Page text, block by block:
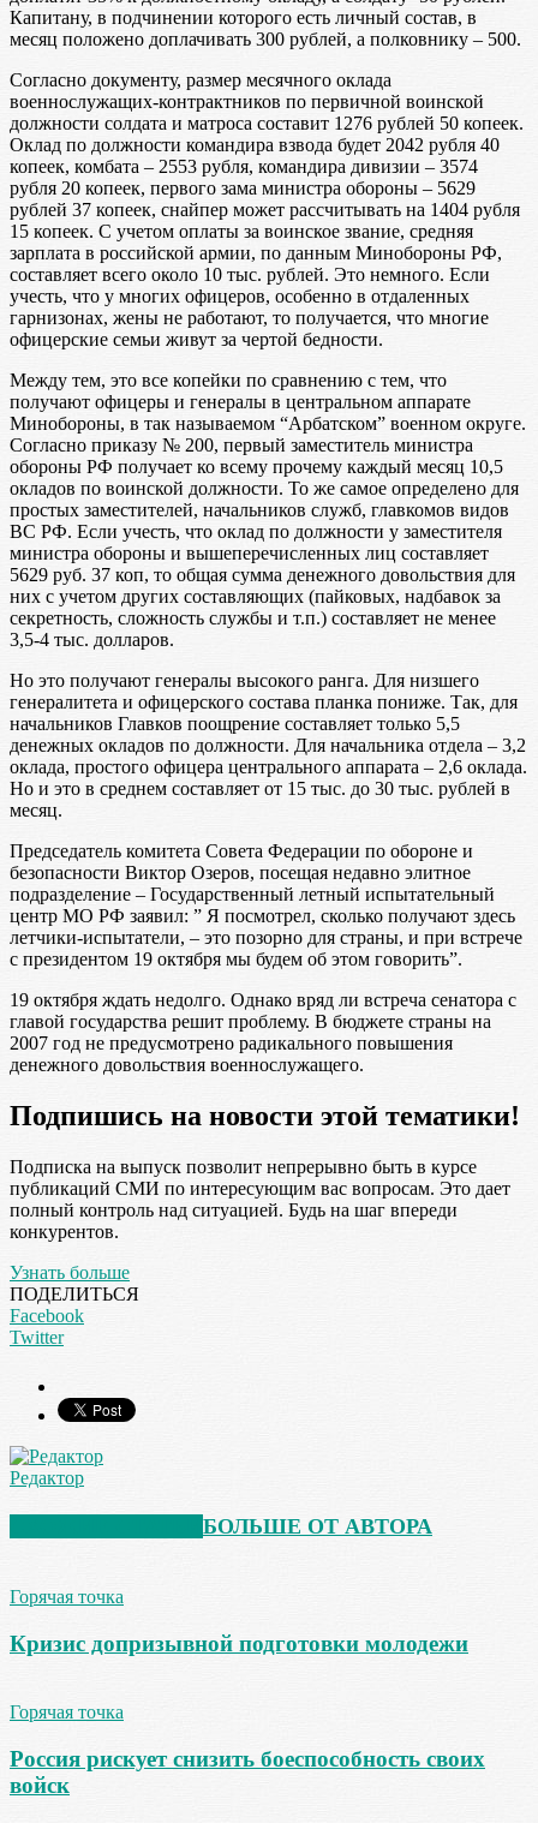
Капитану, в подчинении которого есть личный состав, в
месяц положено доплачивать 300 рублей, а полковнику – 500.
Согласно документу, размер месячного оклада
военнослужащих-контрактников по первичной воинской
должности солдата и матроса составит 1276 рублей 50 копеек.
Оклад по должности командира взвода будет 2042 рубля 40
копеек, комбата – 2553 рубля, командира дивизии – 3574
рубля 20 копеек, первого зама министра обороны – 5629
рублей 37 копеек, снайпер может рассчитывать на 1404 рубля
15 копеек. С учетом оплаты за воинское звание, средняя
зарплата в российской армии, по данным Минобороны РФ,
составляет всего около 10 тыс. рублей. Это немного. Если
учесть, что у многих офицеров, особенно в отдаленных
гарнизонах, жены не работают, то получается, что многие
офицерские семьи живут за чертой бедности.
Между тем, это все копейки по сравнению с тем, что
получают офицеры и генералы в центральном аппарате
Минобороны, в так называемом “Арбатском” военном округе.
Согласно приказу № 200, первый заместитель министра
обороны РФ получает ко всему прочему каждый месяц 10,5
окладов по воинской должности. То же самое определено для
простых заместителей, начальников служб, главкомов видов
ВС РФ. Если учесть, что оклад по должности у заместителя
министра обороны и вышеперечисленных лиц составляет
5629 руб. 37 коп, то общая сумма денежного довольствия для
них с учетом других составляющих (пайковых, надбавок за
секретность, сложность службы и т.п.) составляет не менее
3,5-4 тыс. долларов.
Но это получают генералы высокого ранга. Для низшего
генералитета и офицерского состава планка пониже. Так, для
начальников Главков поощрение составляет только 5,5
денежных окладов по должности. Для начальника отдела – 3,2
оклада, простого офицера центрального аппарата – 2,6 оклада.
Но и это в среднем составляет от 15 тыс. до 30 тыс. рублей в
месяц.
Председатель комитета Совета Федерации по обороне и
безопасности Виктор Озеров, посещая недавно элитное
подразделение – Государственный летный испытательный
центр МО РФ заявил: ” Я посмотрел, сколько получают здесь
летчики-испытатели, – это позорно для страны, и при встрече
с президентом 19 октября мы будем об этом говорить”.
19 октября ждать недолго. Однако вряд ли встреча сенатора с
главой государства решит проблему. В бюджете страны на
2007 год не предусмотрено радикального повышения
денежного довольствия военнослужащего.
Подпишись на новости этой тематики!
Подписка на выпуск позволит непрерывно быть в курсе
публикаций СМИ по интересующим вас вопросам. Это дает
полный контроль над ситуацией. Будь на шаг впереди
конкурентов.
Узнать больше
ПОДЕЛИТЬСЯ
Facebook
Twitter
Редактор
БОЛЬШЕ ОТ АВТОРА
Горячая точка
Кризис допризывной подготовки молодежи
Горячая точка
Россия рискует снизить боеспособность своих
войск